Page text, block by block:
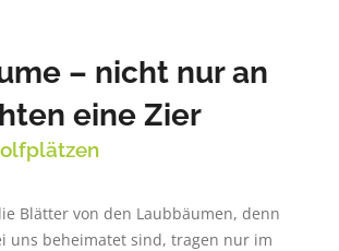
– nicht nur an
eine Zier
Blätter von den Laubbäumen, denn
uns beheimatet sind, tragen nur im